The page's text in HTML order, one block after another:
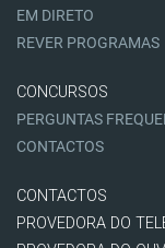
EM DIRETO
REVER PROGRAMAS
CONCURSOS
PERGUNTAS
CONTACTOS
CONTACTOS
PROVEDORA DO